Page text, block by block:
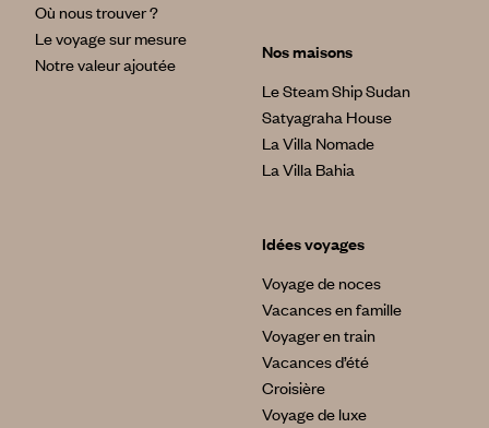
Où nous trouver ?
Le voyage sur mesure
Notre valeur ajoutée
Nos maisons
Le Steam Ship Sudan
Satyagraha House
La Villa Nomade
La Villa Bahia
Idées voyages
Voyage de noces
Vacances en famille
Voyager en train
Vacances d’été
Croisière
Voyage de luxe